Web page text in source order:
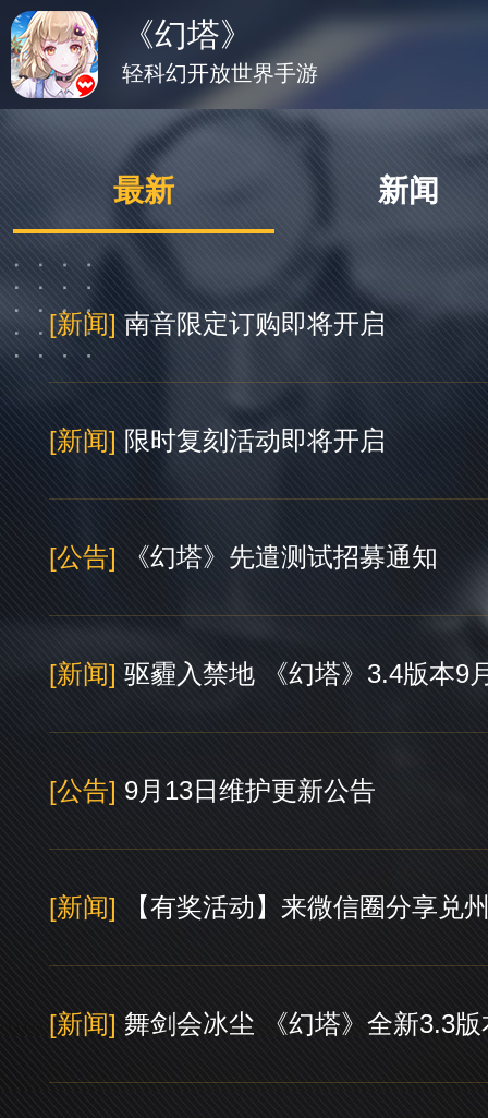
最新 新闻
[新闻]南音限定订购即将开启
[新闻] 限时复刻活动即将开启
[公告] 《幻塔》先遣测试招募通知
[新闻] 驱霾入禁地 《幻塔》3.4版本9
[公告] 9月13日维护更新公告
[新闻] 【有奖活动】来微信圈分享兑
[新闻] 舞剑会冰尘 《幻塔》全新3.3
《幻塔》
轻科幻开放世界手游